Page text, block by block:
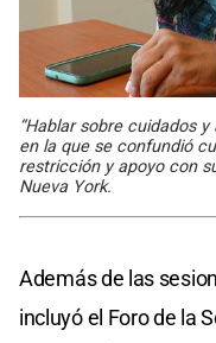
“Hablar sobre cuidados
en la que se confundió
restricción y apoyo con
Nueva York.
Además de las
incluyó el Foro de la